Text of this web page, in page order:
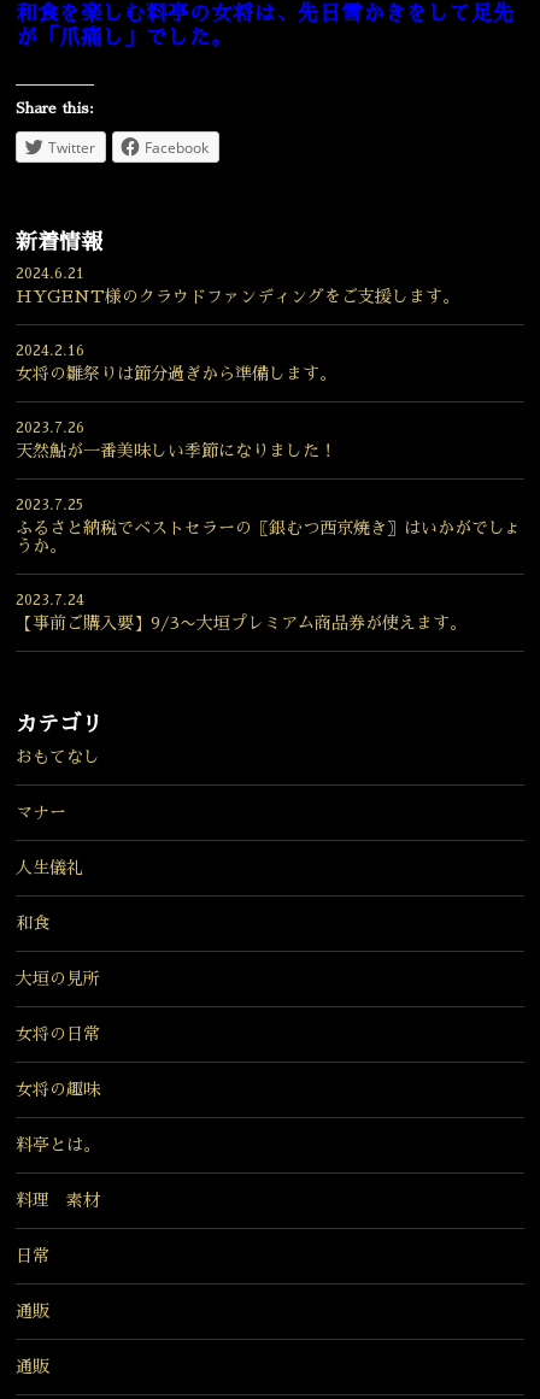
和食を楽しむ料亭の女将は、先日雪かきをして足先
が「爪痛し」でした。
Share this:
Twitter Facebook
新着情報
2024.6.21
HYGENT様のクラウドファンディングをご支援します。
2024.2.16
女将の雛祭りは節分過ぎから準備します。
2023.7.26
天然鮎が一番美味しい季節になりました！
2023.7.25
ふるさと納税でベストセラーの〖銀むつ西京焼き〗はいかがでしょ
うか。
2023.7.24
【事前ご購入要】9/3〜大垣プレミアム商品券が使えます。
カテゴリ
おもてなし
マナー
人生儀礼
和食
大垣の見所
女将の日常
女将の趣味
料亭とは。
料理 素材
日常
通販
通販